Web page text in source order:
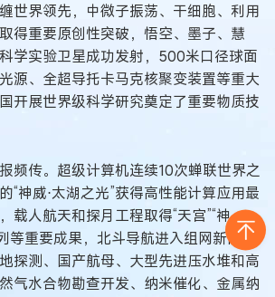
世界领先，中微子振荡、干细胞、利用
得重要原创性突破，悟空、墨子、慧
学实验卫星成功发射，500米口径球面
源、全超导托卡马克核聚变装置等重大
开展世界级科学研究奠定了重要物质技
频传。超级计算机连续10次蝉联世界之
“神威⋅太湖之光”获得高性能计算应用最
载人航天和探月工程取得“天宫”“神
等重要成果，北斗导航进入组网新时
探测、国产航母、大型先进压水堆和高
气水合物勘查开发、纳米催化、金属纳